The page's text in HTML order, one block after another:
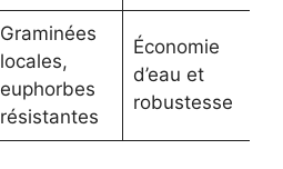
Graminées
locales,
euphorbes
résistantes
Économie
d’eau et
robustesse